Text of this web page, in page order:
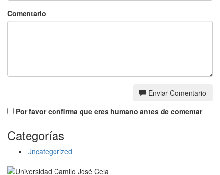
Comentario
Enviar Comentario
Por favor confirma que eres humano antes de comentar
Categorías
Uncategorized